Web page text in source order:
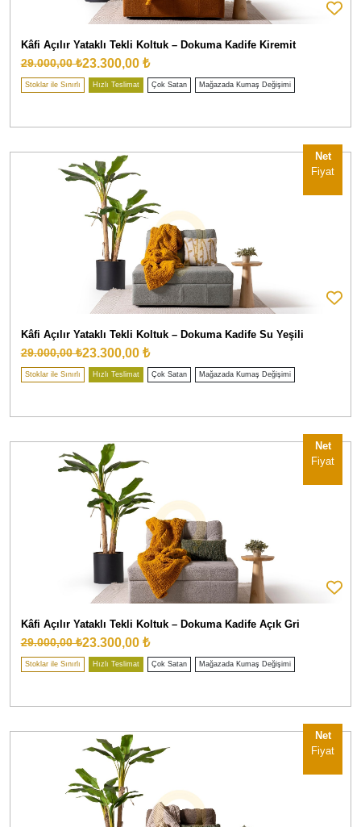
Kâfi Açılır Yataklı Tekli Koltuk – Dokuma Kadife Kiremit
29.000,00 ₺23.300,00 ₺
Stoklar ile Sınırlı Hızlı Teslimat Çok Satan Mağazada Kumaş Değişimi
Net
Fiyat
Kâfi Açılır Yataklı Tekli Koltuk – Dokuma Kadife Su Yeşili
29.000,00 ₺23.300,00 ₺
Stoklar ile Sınırlı Hızlı Teslimat Çok Satan Mağazada Kumaş Değişimi
Net
Fiyat
Kâfi Açılır Yataklı Tekli Koltuk – Dokuma Kadife Açık Gri
29.000,00 ₺23.300,00 ₺
Stoklar ile Sınırlı Hızlı Teslimat Çok Satan Mağazada Kumaş Değişimi
Net
Fiyat